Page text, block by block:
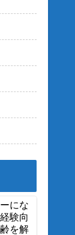
にな
験向
を解